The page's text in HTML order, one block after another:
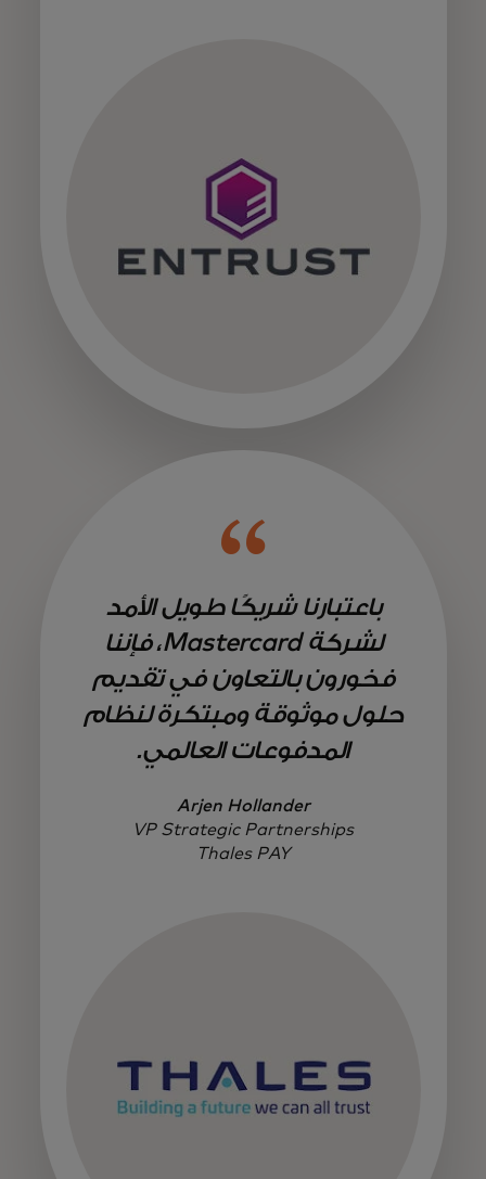
باعتبارنا شريكًا طويل الأمد
لشركة Mastercard، فإننا
فخورون بالتعاون في تقديم
حلول موثوقة ومبتكرة لنظام
المدفوعات العالمي.
Arjen Hollander
VP Strategic Partnerships
Thales PAY